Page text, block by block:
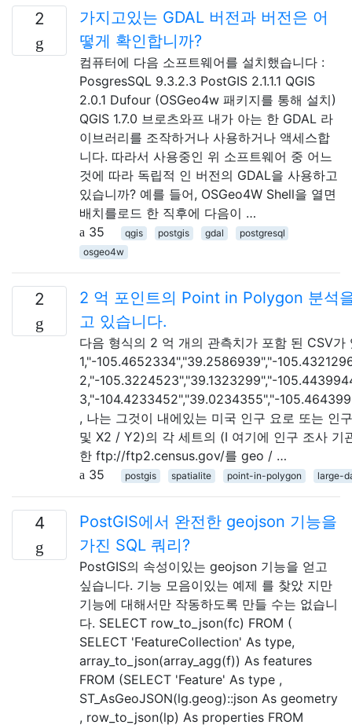
2
가지고있는 GDAL 버전과 버전은 어
떻게 확인합니까?
컴퓨터에 다음 소프트웨어를 설치했습니다 :
PosgresSQL 9.3.2.3 PostGIS 2.1.1.1 QGIS
2.0.1 Dufour (OSGeo4w 패키지를 통해 설치)
QGIS 1.7.0 브로츠와프 내가 아는 한 GDAL 라
이브러리를 조작하거나 사용하거나 액세스합
니다. 따라서 사용중인 위 소프트웨어 중 어느
것에 따라 독립적 인 버전의 GDAL을 사용하고
있습니까? 예를 들어, OSGeo4W Shell을 열면
배치를로드 한 직후에 다음이 …
35
qgis postgis gdal
postgresql
osgeo4w
2
2 억 포인트의 Point in Polygon 분석
고 있습니다.
다음 형식의 2 억 개의 관측치가 포함 된 CSV
1,"-105.4652334","39.2586939","-
2,"-105.3224523","39.1323299","-
3,"-104.4233452","39.0234355","-
, 나는 그것이 내에있는 미국 인구 요로 또는 인
및 X2 / Y2)의 각 세트의 (I 여기에 인구 조사 기
한 ftp://ftp2.census.gov/를 geo / …
35
postgis spatialite point-in-polygon large-
4
PostGIS에서 완전한 geojson 기능을
가진 SQL 쿼리?
PostGIS의 속성이있는 geojson 기능을 얻고
싶습니다. 기능 모음이있는 예제 를 찾았 지만
기능에 대해서만 작동하도록 만들 수는 없습니
다. SELECT row_to_json(fc) FROM (
SELECT 'FeatureCollection' As type,
array_to_json(array_agg(f)) As features
FROM (SELECT 'Feature' As type ,
ST_AsGeoJSON(lg.geog)::json As geometry
, row_to_json(lp) As properties FROM